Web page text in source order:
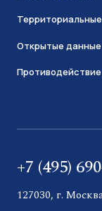
Открытые данные
+7 (495)
127030, г.